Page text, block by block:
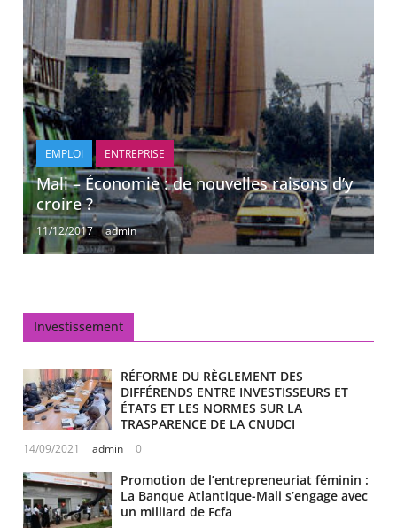
EMPLOI ENTREPRISE
Mali – Économie : de nouvelles raisons d’y
croire ?
11/12/2017 admin
Investissement
RÉFORME DU RÈGLEMENT DES
DIFFÉRENDS ENTRE INVESTISSEURS ET
ÉTATS ET LES NORMES SUR LA
TRASPARENCE DE LA CNUDCI
14/09/2021 admin 0
Promotion de l’entrepreneuriat féminin :
La Banque Atlantique-Mali s’engage avec
un milliard de Fcfa